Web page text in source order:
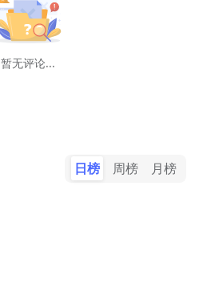
暂无评论...
日榜 周榜 月榜